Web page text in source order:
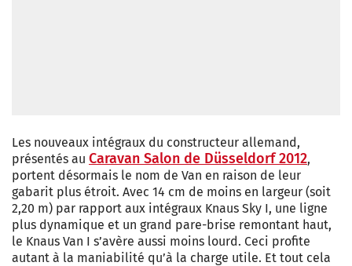
Les nouveaux intégraux du constructeur allemand,
présentés au Caravan Salon de Düsseldorf 2012,
portent désormais le nom de Van en raison de leur
gabarit plus étroit. Avec 14 cm de moins en largeur (soit
2,20 m) par rapport aux intégraux Knaus Sky I, une ligne
plus dynamique et un grand pare-brise remontant haut,
le Knaus Van I s’avère aussi moins lourd. Ceci profite
autant à la maniabilité qu’à la charge utile. Et tout cela